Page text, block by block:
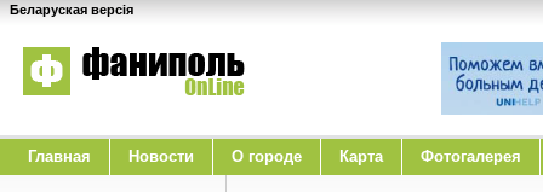
Беларуская версія
Главная Новости O городе Карта Фотогалерея